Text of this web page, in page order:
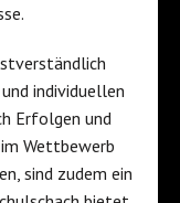
individuellen
Erfolgen und
Wettbewerb
sind zudem ein